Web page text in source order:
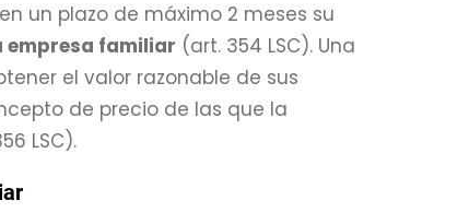
un plazo de máximo 2 meses su
empresa familiar (art. 354 LSC). Una
el valor razonable de sus
de precio de las que la
LSC).